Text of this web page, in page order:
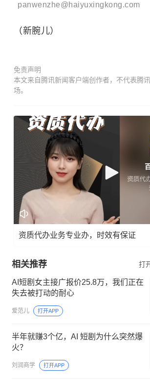
panwenzhe@haiyuxingkong.com
（新腕儿）
免责声明
本文来自腾讯新闻客户端创作者，不代表腾
场。
资质代办业务专业办，时效有保证
相关推荐 打
AI短剧女主接广报价25.8万，我们正在
失去被打动的耐心
爱范儿 打开APP
半年就赚3个亿，AI 短剧为什么突然爆
火？
刘润商学 打开APP